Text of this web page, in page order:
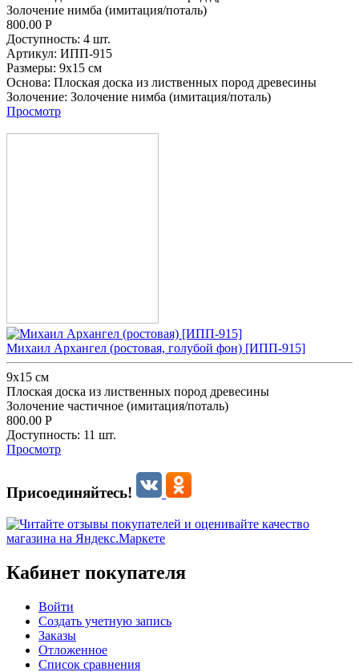
Золочение нимба (имитация/поталь)
800.00 Р
Доступность: 4 шт.
Артикул: ИПП-915
Размеры: 9х15 см
Основа: Плоская доска из лиственных пород древесины
Золочение: Золочение нимба (имитация/поталь)
Просмотр
Михаил Архангел (ростовая, голубой фон) [ИПП-915]
9х15 см
Плоская доска из лиственных пород древесины
Золочение частичное (имитация/поталь)
800.00 Р
Доступность: 11 шт.
Просмотр
Присоединяйтесь!
Кабинет покупателя
Войти
Создать учетную запись
Заказы
Отложенное
Список сравнения